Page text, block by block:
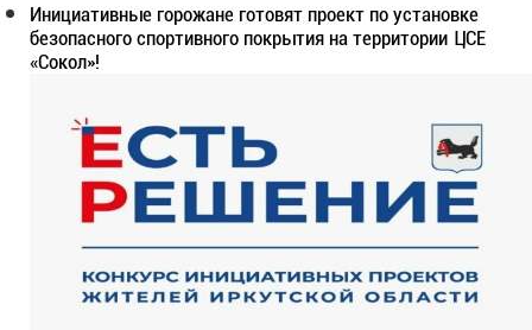
Инициативные горожане готовят проект по установке
безопасного спортивного покрытия на территории ЦСЕ
«Сокол»!